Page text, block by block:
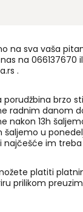
dodati
čašice),
Zemlja
na sva vaša
na 066137670
.
brzo
radnim danom
nakon 13h
u
i najčešće im
platiti
prilikom